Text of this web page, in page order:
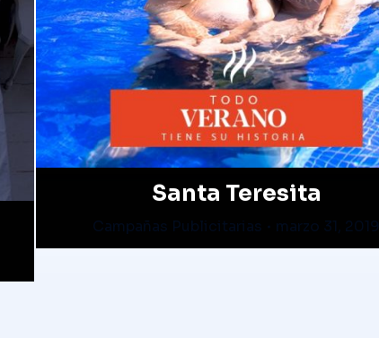
Santa Teresita
Campañas Publicitarias marzo 31, 2019